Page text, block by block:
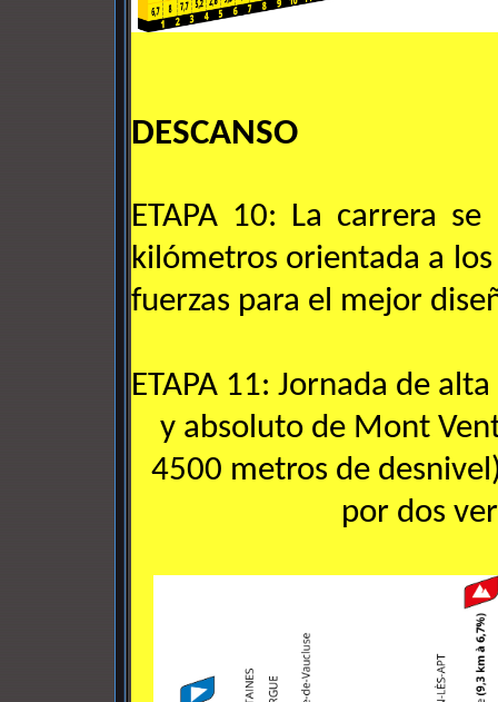
DESCANSO
ETAPA 10: La carrera
kilómetros orientada a
fuerzas para el mejor
ETAPA 11: Jornada de
y absoluto de Mont
4500 metros de
por dos